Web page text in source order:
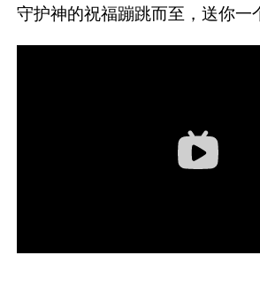
守护神的祝福蹦跳而至，送你一